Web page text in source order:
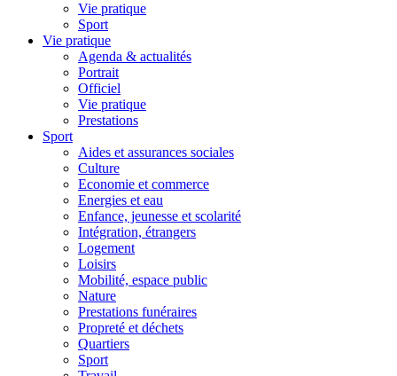
Vie pratique
Sport
Vie pratique
Agenda & actualités
Portrait
Officiel
Vie pratique
Prestations
Sport
Aides et assurances sociales
Culture
Economie et commerce
Energies et eau
Enfance, jeunesse et scolarité
Intégration, étrangers
Logement
Loisirs
Mobilité, espace public
Nature
Prestations funéraires
Propreté et déchets
Quartiers
Sport